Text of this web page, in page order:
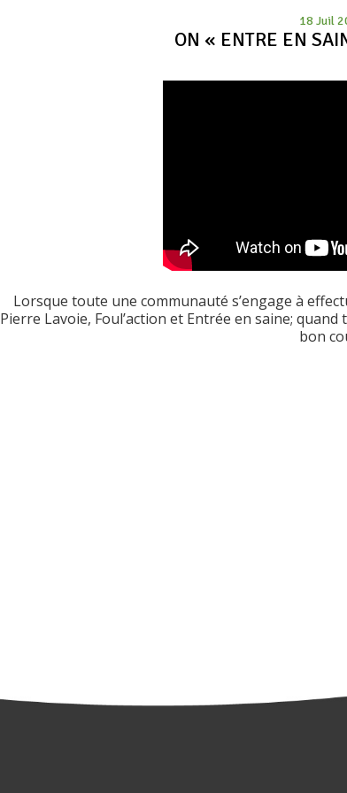
18 Juil
ON « ENTRE EN
Lorsque toute une communauté s’engage à
Pierre Lavoie, Foul’action et Entrée en saine;
bon